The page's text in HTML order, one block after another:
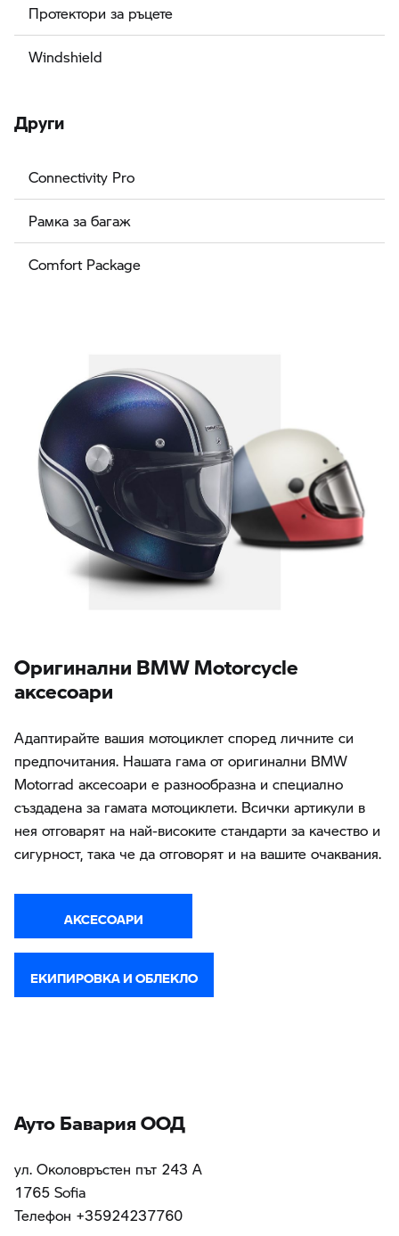
Протектори за ръцете
Windshield
Други
Connectivity Pro
Рамка за багаж
Comfort Package
Oригинални BMW Motorcycle
аксесоари
Адаптирайте вашия мотоциклет според личните си
предпочитания. Нашата гама от оригинални BMW
Motorrad аксесоари е разнообразна и специално
създадена за гамата мотоциклети. Всички артикули в
нея отговарят на най-високите стандарти за качество и
сигурност, така че да отговорят и на вашите очаквания.
АКСЕСОАРИ
ЕКИПИРОВКА И ОБЛЕКЛО
Ауто Бавария ООД
ул. Околовръстен път 243 А
1765 Sofia
Teлефон +35924237760